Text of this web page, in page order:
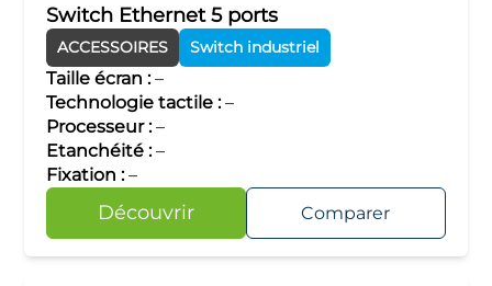
Switch Ethernet 5 ports
ACCESSOIRES Switch industriel
Taille écran :–
Technologie tactile :–
Processeur :–
Etanchéité :–
Fixation :–
Découvrir Comparer